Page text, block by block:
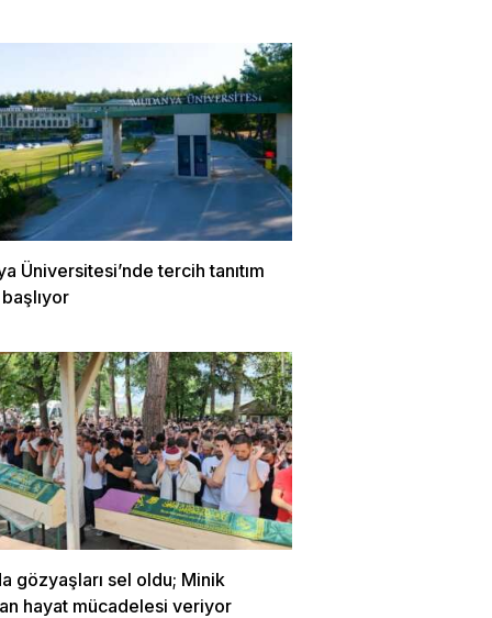
Üniversitesi’nde tercih tanıtım
gözyaşları sel oldu; Minik
hayat mücadelesi veriyor